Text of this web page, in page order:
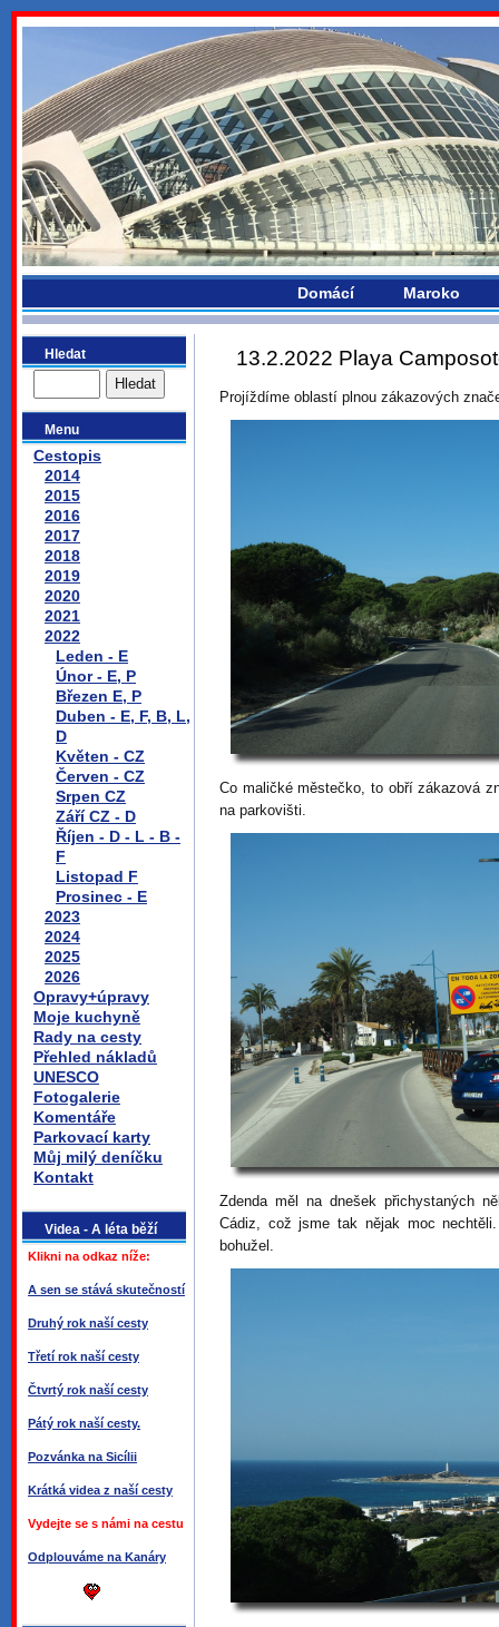
bydlikemevropou.com
Domácí Maroko
Hledat
Menu
Cestopis
2014
2015
2016
2017
2018
2019
2020
2021
2022
Leden - E
Únor - E, P
Březen E, P
Duben - E, F, B, L,
D
Květen - CZ
Červen - CZ
Srpen CZ
Září CZ - D
Říjen - D - L - B -
F
Listopad F
Prosinec - E
2023
2024
2025
2026
Opravy+úpravy
Moje kuchyně
Rady na cesty
Přehled nákladů
UNESCO
Fotogalerie
Komentáře
Parkovací karty
Můj milý deníčku
Kontakt
Videa - A léta běží
Klikni na odkaz níže:
A sen se stává skutečností
Druhý rok naší cesty
Třetí rok naší cesty
Čtvrtý rok naší cesty
Pátý rok naší cesty.
Pozvánka na Sicílii
Krátká videa z naší cesty
Vydejte se s námi na cestu
Odplouváme na Kanáry
13.2.2022 Playa
Projíždíme oblastí plnou zákazových
Co maličké městečko, to obří zákazová
na parkovišti.
Zdenda měl na dnešek přichystaných
Cádiz, což jsme tak nějak moc
bohužel.